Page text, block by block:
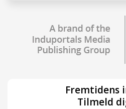
Fremtidens
Tilmeld